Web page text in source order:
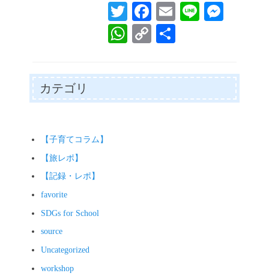
T
wi
tte
r
Fa
ce
bo
ok
E
Li
ng
er
W
ts
C
y
カテゴリ
【子育てコラム】
【旅レポ】
【記録・レポ】
favorite
SDGs for School
source
Uncategorized
workshop